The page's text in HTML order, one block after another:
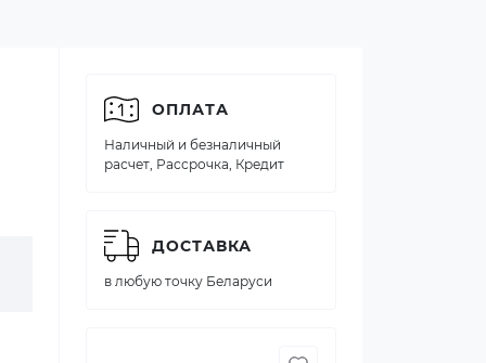
ОПЛАТА
Наличный и безналичный
расчет, Рассрочка, Кредит
ДОСТАВКА
в любую точку Беларуси